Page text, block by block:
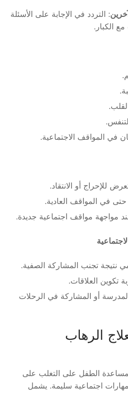
: التردد في الإجابة على الأسئلة
الكبار.
في المواقف الاجتماعية.
للإحراج أو الانتقاد.
حتى في المواقف العادية.
مواجهة مواقف اجتماعية جديدة.
نتيجة تجنب المشاركة الصفية.
تكوين العلاقات.
أو المشاركة في الرحلات
الرهاب
لمساعدة الطفل على التغلب على
اجتماعية سليمة. يشمل